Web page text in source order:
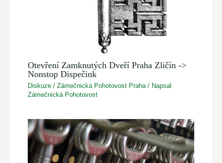
Otevření Zamknutých Dveří Praha Zličín ->
Nonstop Dispečink
Diskuze /Zámečnická Pohotovost Praha/ Napsal
Zámečnická Pohotovost